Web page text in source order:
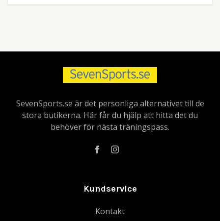
SevenSports.se är det personliga alternativet till de
stora butikerna. Här får du hjälp att hitta det du
behöver för nästa träningspass.
Kundservice
Kontakt